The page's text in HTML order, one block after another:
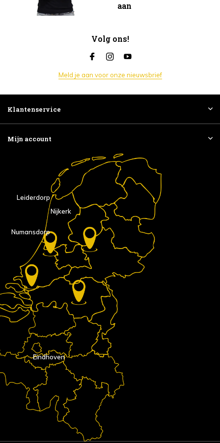
aan
Volg ons!
Meld je aan voor onze nieuwsbrief
Klantenservice
Mijn account
Eindhoven
Nijkerk
Numansdorp
Leiderdorp